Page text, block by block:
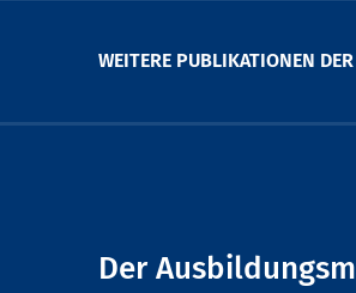
WEITERE PUBLIKATIONEN
Der